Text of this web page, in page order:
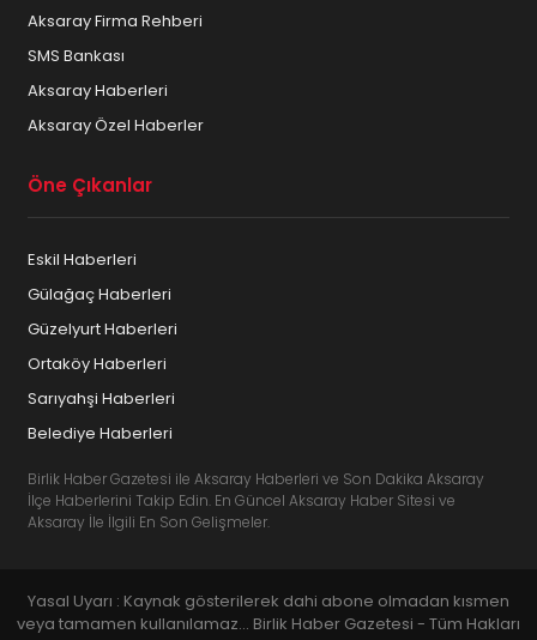
Aksaray Firma Rehberi
SMS Bankası
Aksaray Haberleri
Aksaray Özel Haberler
Öne Çıkanlar
Eskil Haberleri
Gülağaç Haberleri
Güzelyurt Haberleri
Ortaköy Haberleri
Sarıyahşi Haberleri
Belediye Haberleri
Birlik Haber Gazetesi ile Aksaray Haberleri ve Son Dakika Aksaray
İlçe Haberlerini Takip Edin. En Güncel Aksaray Haber Sitesi ve
Aksaray İle İlgili En Son Gelişmeler.
Yasal Uyarı : Kaynak gösterilerek dahi abone olmadan kısmen
veya tamamen kullanılamaz... Birlik Haber Gazetesi - Tüm Hakları